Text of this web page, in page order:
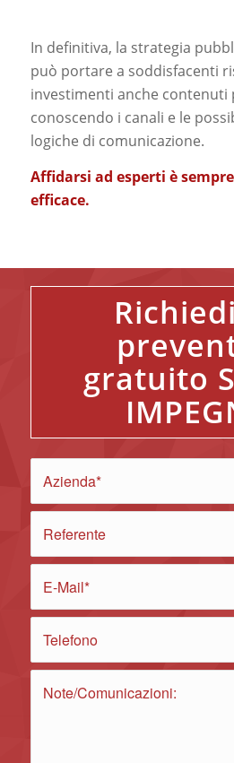
In definitiva, la strategia
può portare a soddisfacenti
investimenti anche contenuti
conoscendo i canali e le
logiche di comunicazione.
Affidarsi ad esperti è
efficace.
gratuito